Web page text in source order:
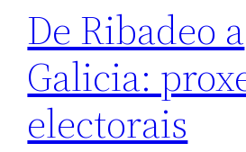
De Ribadeo a
Galicia:
electorais